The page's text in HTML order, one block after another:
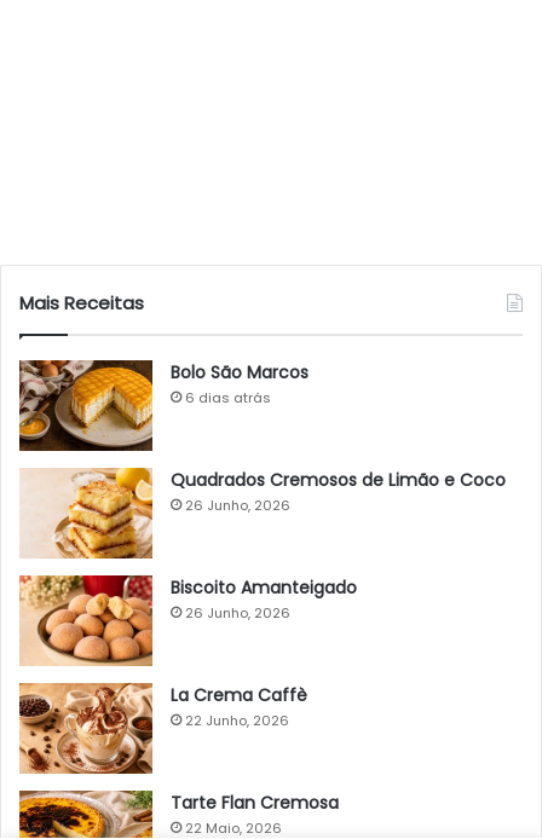
Mais Receitas
Bolo São Marcos
6 dias atrás
Quadrados Cremosos de Limão e Coco
26 Junho, 2026
Biscoito Amanteigado
26 Junho, 2026
La Crema Caffè
22 Junho, 2026
Tarte Flan Cremosa
22 Maio, 2026